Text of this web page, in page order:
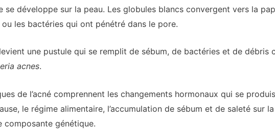
se développe sur la peau. Les globules blancs convergent vers la
les bactéries qui ont pénétré dans le pore.
une pustule qui se remplit de sébum, de bactéries et de débris
acnes.
de l’acné comprennent les changements hormonaux qui se
le régime alimentaire, l’accumulation de sébum et de saleté sur
composante génétique.